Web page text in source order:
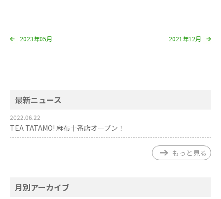
2023年05月 2021年12月
最新ニュース
2022.06.22
TEA TATAMO! 麻布十番店オープン！
もっと見る
月別アーカイブ